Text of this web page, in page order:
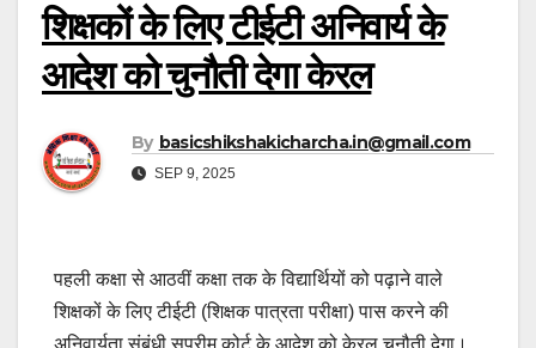
शिक्षकों के लिए टीईटी अनिवार्य के
आदेश को चुनौती देगा केरल
By basicshikshakicharcha.in@gmail.com
SEP 9, 2025
पहली कक्षा से आठवीं कक्षा तक के विद्यार्थियों को पढ़ाने वाले
शिक्षकों के लिए टीईटी (शिक्षक पात्रता परीक्षा) पास करने की